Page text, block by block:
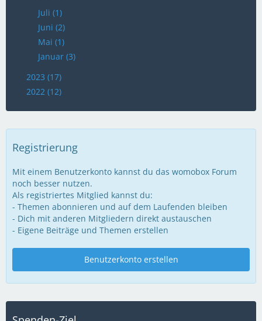
Juli (1)
Juni (2)
Mai (1)
Januar (3)
2023 (17)
2022 (12)
Registrierung
Mit einem Benutzerkonto kannst du das womobox Forum
noch besser nutzen.
Als registriertes Mitglied kannst du:
- Themen abonnieren und auf dem Laufenden bleiben
- Dich mit anderen Mitgliedern direkt austauschen
- Eigene Beiträge und Themen erstellen
Benutzerkonto erstellen